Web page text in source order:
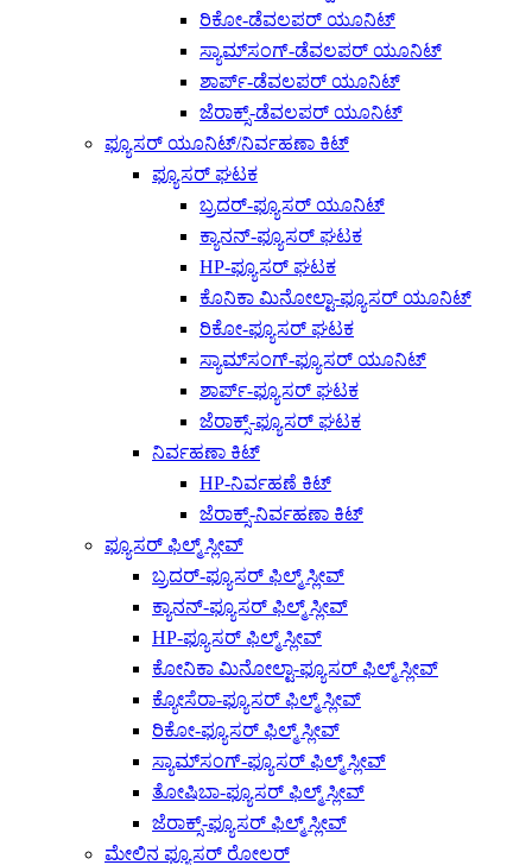
ರಿಕೋ-ಡೆವಲಪರ್ ಯೂನಿಟ್
ಸ್ಯಾಮ್‌ಸಂಗ್-ಡೆವಲಪರ್ ಯೂನಿಟ್
ಶಾರ್ಪ್-ಡೆವಲಪರ್ ಯೂನಿಟ್
ಜೆರಾಕ್ಸ್-ಡೆವಲಪರ್ ಯೂನಿಟ್
ಫ್ಯೂಸರ್ ಯೂನಿಟ್/ನಿರ್ವಹಣಾ ಕಿಟ್
ಫ್ಯೂಸರ್ ಘಟಕ
ಬ್ರದರ್-ಫ್ಯೂಸರ್ ಯೂನಿಟ್
ಕ್ಯಾನನ್-ಫ್ಯೂಸರ್ ಘಟಕ
HP-ಫ್ಯೂಸರ್ ಘಟಕ
ಕೊನಿಕಾ ಮಿನೋಲ್ಟಾ-ಫ್ಯೂಸರ್ ಯೂನಿಟ್
ರಿಕೋ-ಫ್ಯೂಸರ್ ಘಟಕ
ಸ್ಯಾಮ್‌ಸಂಗ್-ಫ್ಯೂಸರ್ ಯೂನಿಟ್
ಶಾರ್ಪ್-ಫ್ಯೂಸರ್ ಘಟಕ
ಜೆರಾಕ್ಸ್-ಫ್ಯೂಸರ್ ಘಟಕ
ನಿರ್ವಹಣಾ ಕಿಟ್
HP-ನಿರ್ವಹಣೆ ಕಿಟ್
ಜೆರಾಕ್ಸ್-ನಿರ್ವಹಣಾ ಕಿಟ್
ಫ್ಯೂಸರ್ ಫಿಲ್ಮ್ ಸ್ಲೀವ್
ಬ್ರದರ್-ಫ್ಯೂಸರ್ ಫಿಲ್ಮ್ ಸ್ಲೀವ್
ಕ್ಯಾನನ್-ಫ್ಯೂಸರ್ ಫಿಲ್ಮ್ ಸ್ಲೀವ್
HP-ಫ್ಯೂಸರ್ ಫಿಲ್ಮ್ ಸ್ಲೀವ್
ಕೋನಿಕಾ ಮಿನೋಲ್ಟಾ-ಫ್ಯೂಸರ್ ಫಿಲ್ಮ್ ಸ್ಲೀವ್
ಕ್ಯೋಸೆರಾ-ಫ್ಯೂಸರ್ ಫಿಲ್ಮ್ ಸ್ಲೀವ್
ರಿಕೋ-ಫ್ಯೂಸರ್ ಫಿಲ್ಮ್ ಸ್ಲೀವ್
ಸ್ಯಾಮ್‌ಸಂಗ್-ಫ್ಯೂಸರ್ ಫಿಲ್ಮ್ ಸ್ಲೀವ್
ತೋಷಿಬಾ-ಫ್ಯೂಸರ್ ಫಿಲ್ಮ್ ಸ್ಲೀವ್
ಜೆರಾಕ್ಸ್-ಫ್ಯೂಸರ್ ಫಿಲ್ಮ್ ಸ್ಲೀವ್
ಮೇಲಿನ ಫ್ಯೂಸರ್ ರೋಲರ್